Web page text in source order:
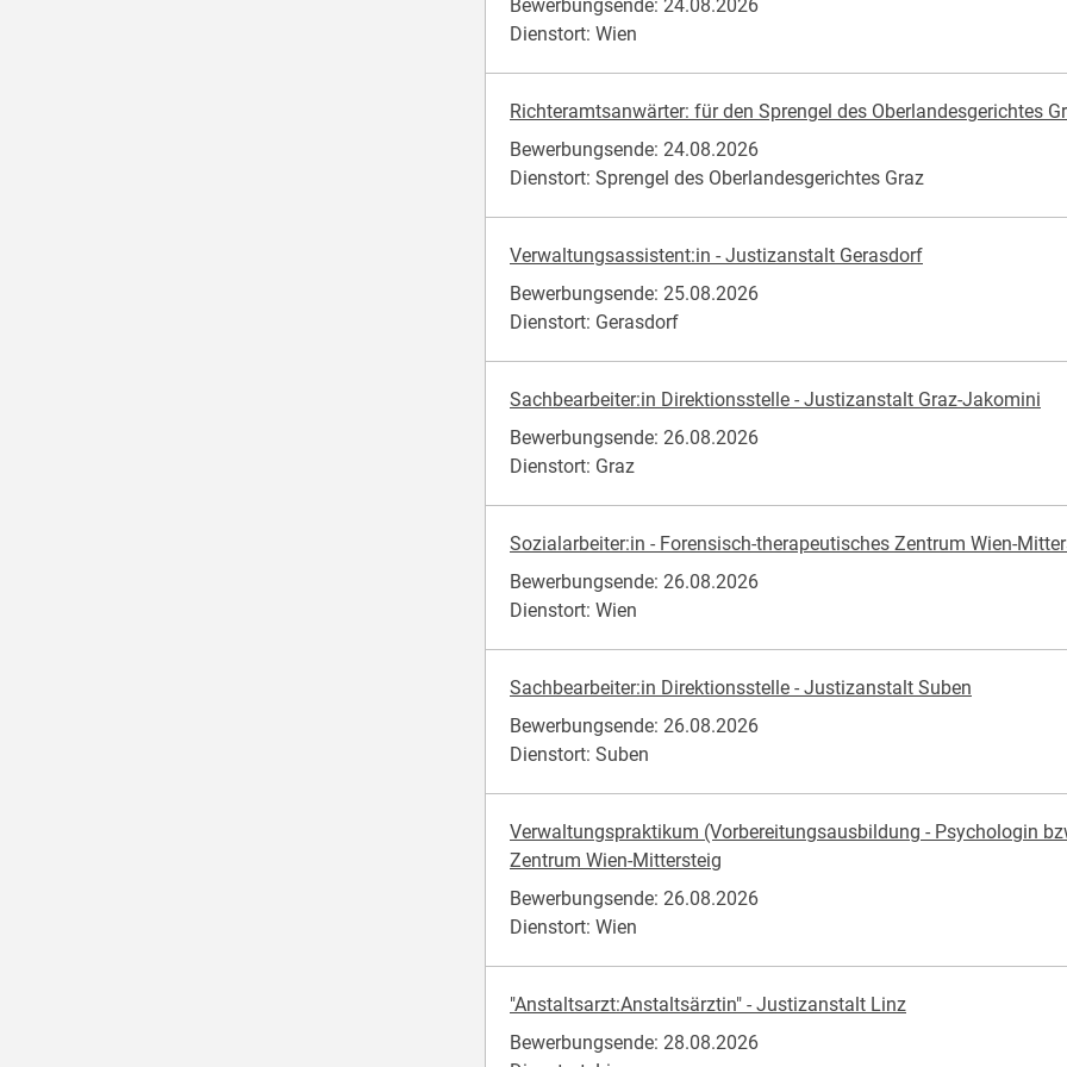
Bewerbungsende: 24.08.2026
Dienstort: Wien
Richteramtsanwärter: für den Sprengel des Oberlandesgerichtes
Bewerbungsende: 24.08.2026
Dienstort: Sprengel des Oberlandesgerichtes Graz
Verwaltungsassistent:in - Justizanstalt Gerasdorf
Bewerbungsende: 25.08.2026
Dienstort: Gerasdorf
Sachbearbeiter:in Direktionsstelle - Justizanstalt Graz-Jakomini
Bewerbungsende: 26.08.2026
Dienstort: Graz
Sozialarbeiter:in - Forensisch-therapeutisches Zentrum Wien-
Bewerbungsende: 26.08.2026
Dienstort: Wien
Sachbearbeiter:in Direktionsstelle - Justizanstalt Suben
Bewerbungsende: 26.08.2026
Dienstort: Suben
Verwaltungspraktikum (Vorbereitungsausbildung - Psychologin
Zentrum Wien-Mittersteig
Bewerbungsende: 26.08.2026
Dienstort: Wien
"Anstaltsarzt:Anstaltsärztin" - Justizanstalt Linz
Bewerbungsende: 28.08.2026